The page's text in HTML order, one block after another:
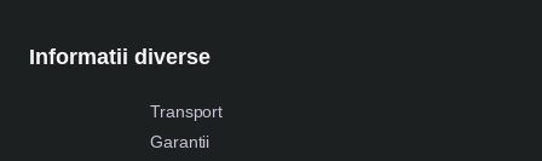
Informatii diverse
Transport
Garantii